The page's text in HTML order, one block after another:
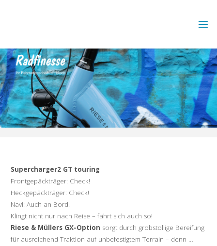
Supercharger2 GT touring
Frontgepäckträger: Check!
Heckgepäckträger: Check!
Navi: Auch an Bord!
Klingt nicht nur nach Reise – fährt sich auch so!
Riese & Müllers GX-Option sorgt durch grobstollige Bereifung
für ausreichend Traktion auf unbefestigtem Terrain – denn …